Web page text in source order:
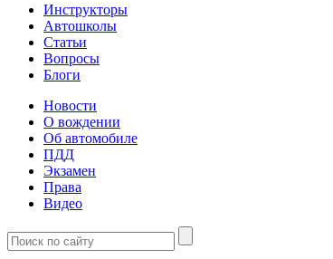
Инструкторы
Автошколы
Статьи
Вопросы
Блоги
Новости
О вождении
Об автомобиле
ПДД
Экзамен
Права
Видео